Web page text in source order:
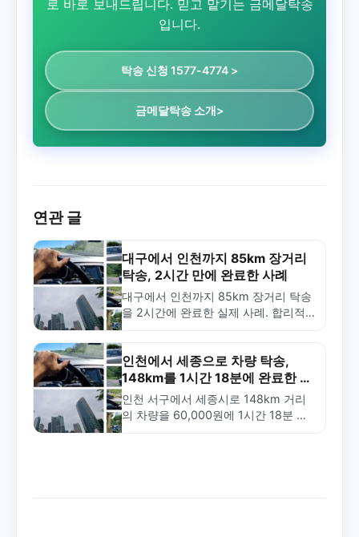
로 바로 보내드립니다. 믿고 맡기는 금메달탁송
입니다.
탁송 신청 1577-4774 >
금메달탁송 소개>
연관 글
대구에서 인천까지 85km 장거리
탁송, 2시간 만에 완료한 사례
대구에서 인천까지 85km 장거리 탁송
을 2시간에 완료한 실제 사례. 합리적
문성을 확인하세요.
인천에서 세종으로 차량 탁송,
148km를 1시간 18분에 완료한 사
례
인천 서구에서 세종시로 148km 거리
의 차량을 60,000원에 1시간 18분 만